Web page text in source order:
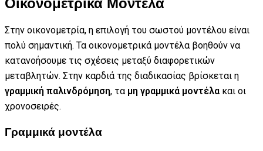
Στην οικονομετρία, η επιλογή του σωστού μοντέλου είναι
πολύ σημαντική. Τα οικονομετρικά μοντέλα βοηθούν να
κατανοήσουμε τις σχέσεις μεταξύ διαφορετικών
μεταβλητών. Στην καρδιά της διαδικασίας βρίσκεται η
γραμμική παλινδρόμηση, τα μη γραμμικά μοντέλα και οι
χρονοσειρές.
Γραμμικά μοντέλα